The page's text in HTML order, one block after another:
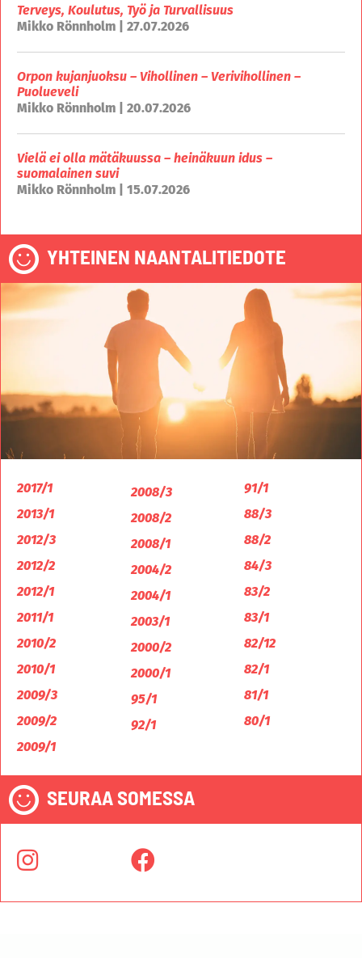
Terveys, Koulutus, Työ ja Turvallisuus
Mikko Rönnholm | 27.07.2026
Orpon kujanjuoksu – Vihollinen – Verivihollinen –
Puolueveli
Mikko Rönnholm | 20.07.2026
Vielä ei olla mätäkuussa – heinäkuun idus –
suomalainen suvi
Mikko Rönnholm | 15.07.2026
YHTEINEN NAANTALITIEDOTE
2017/1
2013/1
2012/3
2012/2
2012/1
2011/1
2010/2
2010/1
2009/3
2009/2
2009/1
2008/3
2008/2
2008/1
2004/2
2004/1
2003/1
2000/2
2000/1
95/1
92/1
91/1
88/3
88/2
84/3
83/2
83/1
82/12
82/1
81/1
80/1
SEURAA SOMESSA